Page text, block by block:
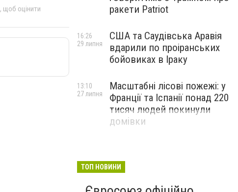
, щоб оцінити
ракети Patriot
США та Саудівська Аравія
вдарили по проіранських
бойовиках в Іраку
16:26
29 липня
Масштабні лісові пожежі: у
Франції та Іспанії понад 220
тисяч людей покинули
домівки
13:10
27 липня
ТОП НОВИНИ